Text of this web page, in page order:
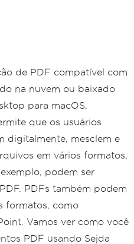
de PDF compatível com
na nuvem ou baixado
para macOS,
que os usuários
digitalmente, mesclem e
em vários formatos,
podem ser
PDFs também podem
formatos, como
Vamos ver como você
PDF usando Sejda